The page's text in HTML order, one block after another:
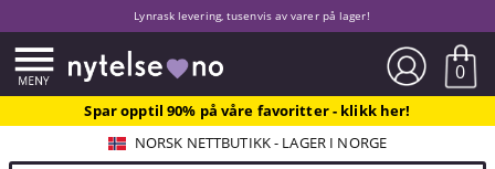
Lynrask levering, tusenvis av varer på lager!
0
Spar opptil 90% på våre favoritter - klikk her!
NORSK NETTBUTIKK - LAGER I NORGE